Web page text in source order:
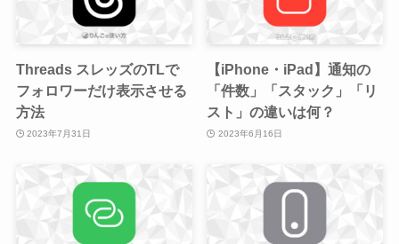
Threads スレッズのTLで
フォロワーだけ表示させる
方法
2023年7月31日
【iPhone・iPad】通知の
「件数」「スタック」「リ
スト」の違いは何？
2023年6月16日